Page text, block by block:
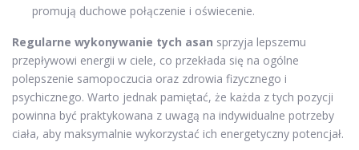
promują duchowe połączenie i oświecenie.
Regularne wykonywanie tych asan sprzyja lepszemu
przepływowi energii w ciele, co przekłada się na ogólne
polepszenie samopoczucia oraz zdrowia fizycznego i
psychicznego. Warto jednak pamiętać, że każda z tych pozycji
powinna być praktykowana z uwagą na indywidualne potrzeby
ciała, aby maksymalnie wykorzystać ich energetyczny potencjał.